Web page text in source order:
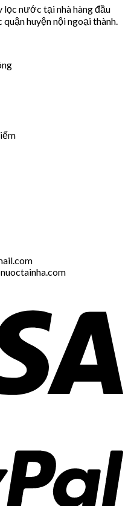
lọc nước tại nhà hàng đầu
huyện nội ngoại thành.